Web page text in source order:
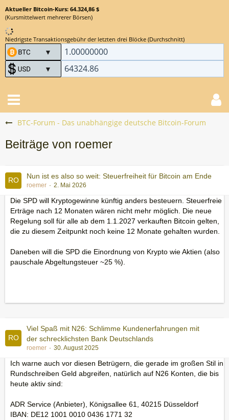
Aktueller Bitcoin-Kurs: 64.324,86 $
(Kursmittelwert mehrerer Börsen)
Niedrigste Transaktionsgebühr der letzten drei Blöcke (Durchschnitt)
BTC-Forum - Das unabhängige deutsche Bitcoin-Forum
Beiträge von roemer
Nun ist es also so weit: Steuerfreiheit für Bitcoin am Ende
roemer 2. Mai 2026
Die SPD will Kryptogewinne künftig anders besteuern. Steuerfreie
Erträge nach 12 Monaten wären nicht mehr möglich. Die neue
Regelung soll für alle ab dem 1.1.2027 verkauften Bitcoin gelten,
die zu diesem Zeitpunkt noch keine 12 Monate gehalten wurden.
Daneben will die SPD die Einordnung von Krypto wie Aktien (also
pauschale Abgeltungsteuer ~25 %).
Viel Spaß mit N26: Schlimme Kundenerfahrungen mit
der schrecklichsten Bank Deutschlands
roemer 30. August 2025
Ich warne auch vor diesen Betrügern, die gerade im großen Stil in
Rundschreiben Geld abgreifen, natürlich auf N26 Konten, die bis
heute aktiv sind:
ADR Service (Anbieter), Königsallee 61, 40215 Düsseldorf
IBAN: DE12 1001 0010 0436 1771 32